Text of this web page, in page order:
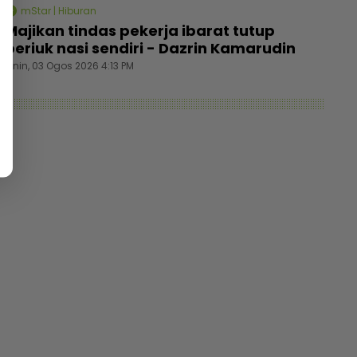
mStar | Hiburan
Majikan tindas pekerja ibarat tutup
periuk nasi sendiri - Dazrin Kamarudin
Isnin, 03 Ogos 2026 4:13 PM